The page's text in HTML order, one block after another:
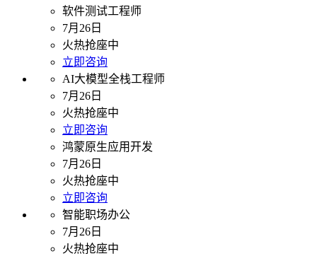
软件测试工程师
7月26日
火热抢座中
立即咨询
AI大模型全栈工程师
7月26日
火热抢座中
立即咨询
鸿蒙原生应用开发
7月26日
火热抢座中
立即咨询
智能职场办公
7月26日
火热抢座中